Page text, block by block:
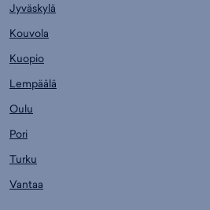
Jyväskylä
Kouvola
Kuopio
Lempäälä
Oulu
Pori
Turku
Vantaa